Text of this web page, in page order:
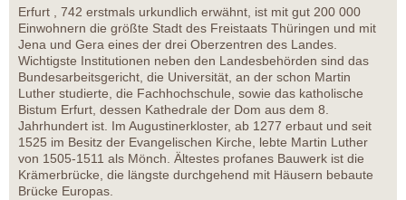
Erfurt , 742 erstmals urkundlich erwähnt, ist mit gut 200 000
Einwohnern die größte Stadt des Freistaats Thüringen und mit
Jena und Gera eines der drei Oberzentren des Landes.
Wichtigste Institutionen neben den Landesbehörden sind das
Bundesarbeitsgericht, die Universität, an der schon Martin
Luther studierte, die Fachhochschule, sowie das katholische
Bistum Erfurt, dessen Kathedrale der Dom aus dem 8.
Jahrhundert ist. Im Augustinerkloster, ab 1277 erbaut und seit
1525 im Besitz der Evangelischen Kirche, lebte Martin Luther
von 1505-1511 als Mönch. Ältestes profanes Bauwerk ist die
Krämerbrücke, die längste durchgehend mit Häusern bebaute
Brücke Europas.